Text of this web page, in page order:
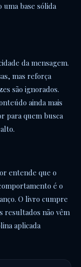
base sólida
da mensagem.
mas reforça
são ignorados.
ainda mais
para quem busca
entende que o
é o
O livro cumpre
resultados não vêm
aplicada